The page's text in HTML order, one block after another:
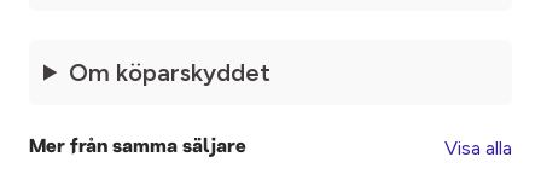
Om köparskyddet
Mer från samma säljare Visa alla